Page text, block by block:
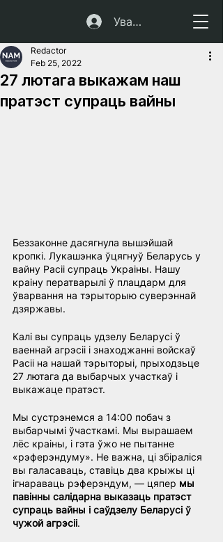
Увайсці
27 лютага выкажам наш
пратэст супраць вайны
Redactor
Feb 25, 2022
Беззаконне дасягнула вышэйшай
кропкі. Лукашэнка ўцягнуў Беларусь у
вайну Расіі супраць Украіны. Нашу
краіну ператварылі ў плацдарм для
ўварвання на тэрыторыю суверэннай
дзяржавы.
Калі вы супраць удзелу Беларусі ў
ваеннай агрэсіі і знаходжанні войскаў
Расіі на нашай тэрыторыі, прыходзьце
27 лютага да выбарчых участкаў і
выкажаце пратэст.
Мы сустрэнемся а 14:00 побач з
выбарчымі ўчасткамі. Мы вырашаем
лёс краіны, і гэта ўжо не пытанне
«рэферэндуму». Не важна, ці збіраліся
вы галасаваць, ставіць два крыжы ці
ігнараваць рэферэндум, — цяпер мы
павінны салідарна выказаць пратэст
супраць вайны і саўдзелу Беларусі ў
чужой агрэсіі.